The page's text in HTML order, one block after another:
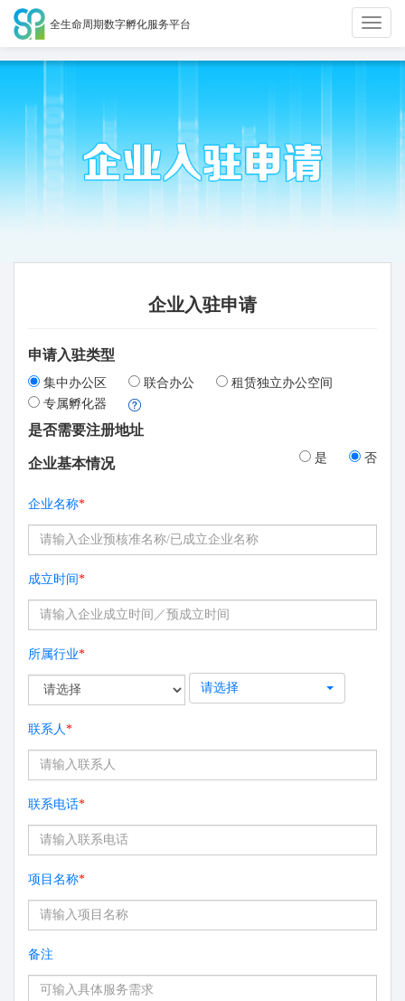
切
全生命周期数字孵化服务平台
企业入驻申请
申请入驻类型
集中办公区 联合办公
租赁独立办公空间
专属孵化器
是否需要注册地址
是 否
企业基本情况
企业名称*
成立时间*
所属行业*
请选择
联系人*
联系电话*
项目名称*
备注